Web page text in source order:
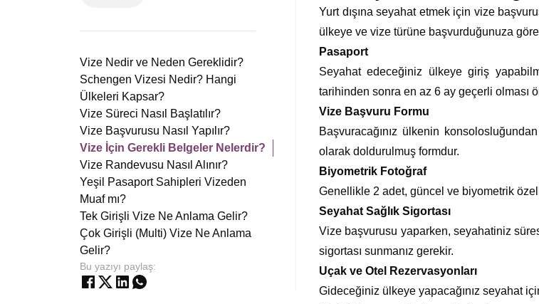
Vize Nedir ve Neden Gereklidir?
Schengen Vizesi Nedir? Hangi
Ülkeleri Kapsar?
Vize Süreci Nasıl Başlatılır?
Vize Başvurusu Nasıl Yapılır?
Vize İçin Gerekli Belgeler Nelerdir?
Vize Randevusu Nasıl Alınır?
Yeşil Pasaport Sahipleri Vizeden
Muaf mı?
Tek Girişli Vize Ne Anlama Gelir?
Çok Girişli (Multi) Vize Ne Anlama
Gelir?
Bu yazıyı paylaş:
Yurt dışına seyahat etmek için vize
ülkeye ve vize türüne başvurduğunuza
Pasaport
Seyahat edeceğiniz ülkeye giriş
tarihinden sonra en az 6 ay geçerli olması
Vize Başvuru Formu
Başvuracağınız ülkenin
olarak doldurulmuş formdur.
Biyometrik Fotoğraf
Genellikle 2 adet, güncel ve biyometrik
Seyahat Sağlık Sigortası
Vize başvurusu yaparken, seyahatiniz
sigortası sunmanız gerekir.
Uçak ve Otel Rezervasyonları
Gideceğiniz ülkeye yapacağınız seyahat